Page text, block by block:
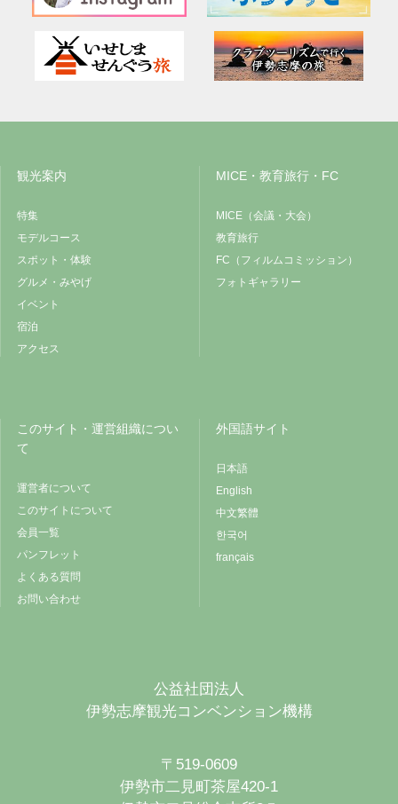
観光案内
特集
モデルコース
スポット・体験
グルメ・みやげ
イベント
宿泊
アクセス
MICE・教育旅行・FC
MICE（会議・大会）
教育旅行
FC（フィルムコミッション）
フォトギャラリー
このサイト・運営組織につい
て
運営者について
このサイトについて
会員一覧
パンフレット
よくある質問
お問い合わせ
外国語サイト
日本語
English
中文繁體
한국어
français
公益社団法人
伊勢志摩観光コンベンション機構
〒519-0609
伊勢市二見町茶屋420-1